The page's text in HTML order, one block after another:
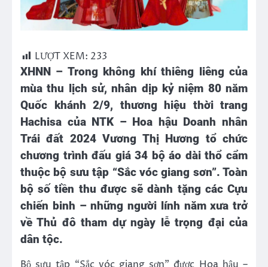
LƯỢT XEM: 233
XHNN – Trong không khí thiêng liêng của
mùa thu lịch sử, nhân dịp kỷ niệm 80 năm
Quốc khánh 2/9, thương hiệu thời trang
Hachisa của NTK – Hoa hậu Doanh nhân
Trái đất 2024 Vương Thị Hương tổ chức
chương trình đấu giá 34 bộ áo dài thổ cẩm
thuộc bộ sưu tập “Sắc vóc giang sơn”. Toàn
bộ số tiền thu được sẽ dành tặng các Cựu
chiến binh – những người lính năm xưa trở
về Thủ đô tham dự ngày lễ trọng đại của
dân tộc.